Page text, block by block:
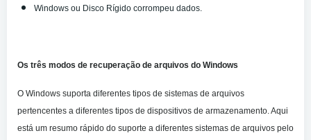
Windows ou Disco Rígido corrompeu dados.
Os três modos de recuperação de arquivos do Windows
O Windows suporta diferentes tipos de sistemas de arquivos
pertencentes a diferentes tipos de dispositivos de armazenamento. Aqui
está um resumo rápido do suporte a diferentes sistemas de arquivos pelo